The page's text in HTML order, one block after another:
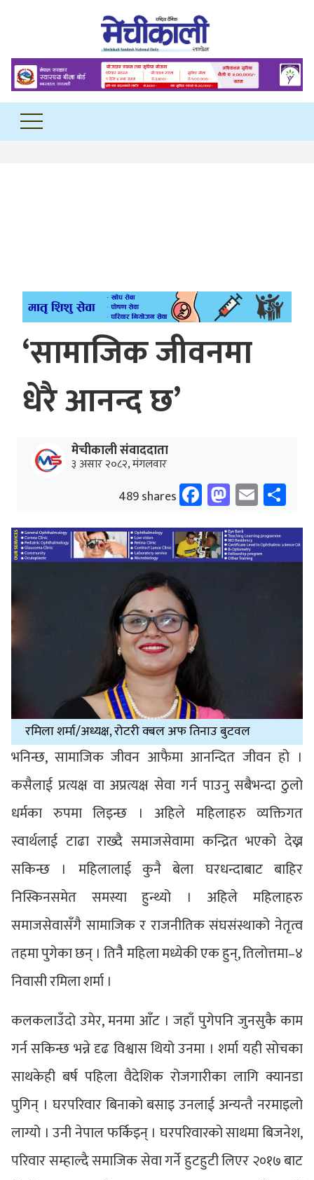
‘सामाजिक जीवनमा
धेरै आनन्द छ’
मेचीकाली संवाददाता
३ असार २०८२, मंगलवार
489 shares Facebook
Email
रमिला शर्मा/अध्यक्ष, रोटरी क्बल अफ तिनाउ बुटवल
भनिन्छ, सामाजिक जीवन आफैमा आनन्दित जीवन हो ।
कसैलाई प्रत्यक्ष वा अप्रत्यक्ष सेवा गर्न पाउनु सबैभन्दा ठुलो
धर्मका रुपमा लिइन्छ । अहिले महिलाहरु व्यक्तिगत
स्वार्थलाई टाढा राख्दै समाजसेवामा कन्द्रित भएको देख्न
सकिन्छ । महिलालाई कुनै बेला घरधन्दाबाट बाहिर
निस्किनसमेत समस्या हुन्थ्यो । अहिले महिलाहरु
समाजसेवासँगै सामाजिक र राजनीतिक संघसंस्थाको नेतृत्व
तहमा पुगेका छन् । तिनैै महिला मध्येकी एक हुन्, तिलोत्तमा–४
निवासी रमिला शर्मा ।
कलकलाउँदो उमेर, मनमा आँट । जहाँ पुगेपनि जुनसुकै काम
गर्न सकिन्छ भन्ने दृढ विश्वास थियो उनमा । शर्मा यही सोचका
साथकेही बर्ष पहिला वैदेशिक रोजगारीका लागि क्यानडा
पुगिन् । घरपरिवार बिनाको बसाइ उनलाई अन्यन्तै नरमाइलो
लाग्यो । उनी नेपाल फर्किइन् । घरपरिवारको साथमा बिजनेश,
परिवार सम्हाल्दै समाजिक सेवा गर्ने हुटहुटी लिएर २०१७ बाट